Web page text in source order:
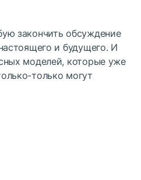
закончить обсуждение
и будущего. И
моделей, которые уже
только могут